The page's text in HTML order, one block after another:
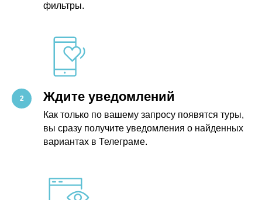
фильтры.
Ждите уведомлений
Как только по вашему запросу появятся туры,
вы сразу получите уведомления о найденных
вариантах в Телеграме.